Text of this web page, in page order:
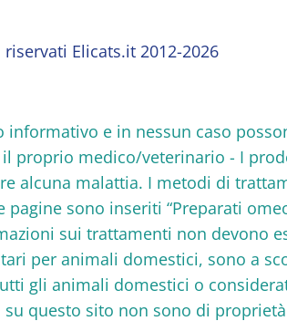
Elicats.it 2012-2026
e in nessun caso
proprio medico/veterinario - I
alcuna malattia. I metodi di
sono inseriti “Preparati
sui trattamenti non devono
per animali domestici, sono a
gli animali domestici o
questo sito non sono di